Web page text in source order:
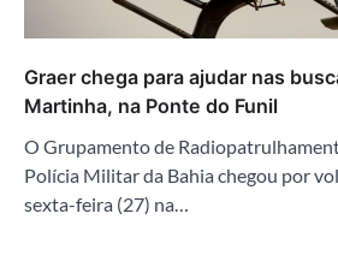
Graer chega para ajudar nas
Martinha, na Ponte do Funil
O Grupamento de
Polícia Militar da Bahia chegou por
sexta-feira (27) na…